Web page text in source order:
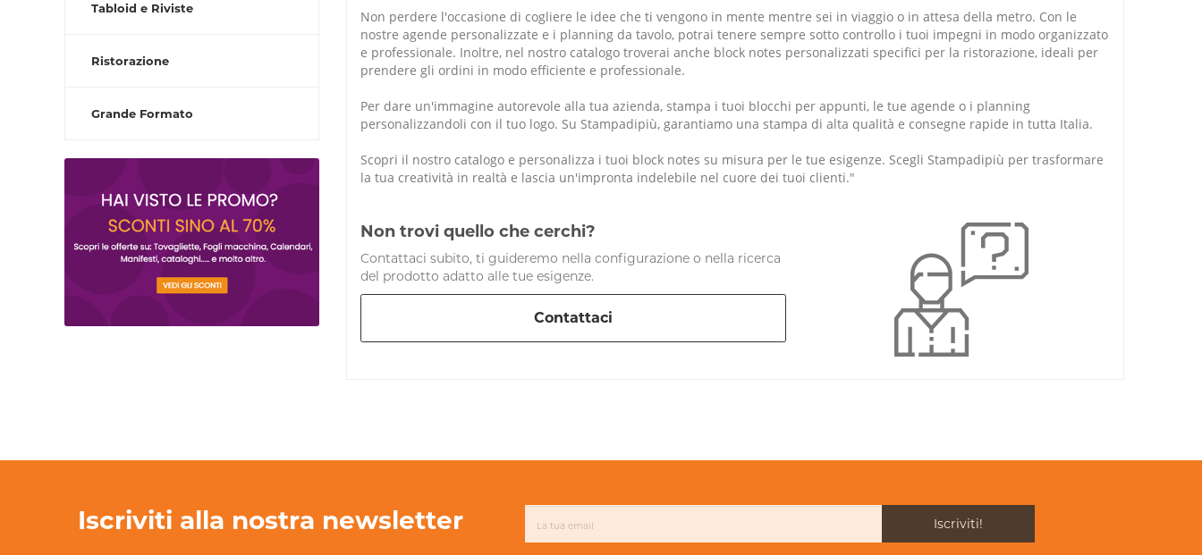
Tabloid e Riviste
Ristorazione
Grande Formato
Non perdere l'occasione di cogliere le idee che ti vengono in mente mentre sei in viaggio o in attesa della metro. Con le
nostre agende personalizzate e i planning da tavolo, potrai tenere sempre sotto controllo i tuoi impegni in modo organizzato
e professionale. Inoltre, nel nostro catalogo troverai anche block notes personalizzati specifici per la ristorazione, ideali per
prendere gli ordini in modo efficiente e professionale.
Per dare un'immagine autorevole alla tua azienda, stampa i tuoi blocchi per appunti, le tue agende o i planning
personalizzandoli con il tuo logo. Su Stampadipiù, garantiamo una stampa di alta qualità e consegne rapide in tutta Italia.
Scopri il nostro catalogo e personalizza i tuoi block notes su misura per le tue esigenze. Scegli Stampadipiù per trasformare
la tua creatività in realtà e lascia un'impronta indelebile nel cuore dei tuoi clienti."
Non trovi quello che cerchi?
Contattaci subito, ti guideremo nella configurazione o nella ricerca
del prodotto adatto alle tue esigenze.
Contattaci
Iscriviti alla nostra newsletter Iscriviti!